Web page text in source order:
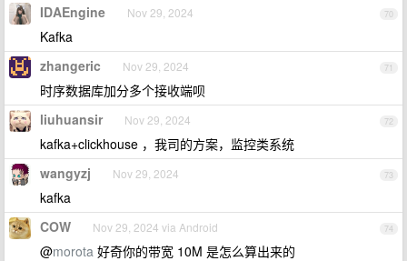
70
IDAEngine Nov 29, 2024
Kafka
71
zhangeric Nov 29, 2024
时序数据库加分多个接收端呗
72
liuhuansir Nov 29, 2024
kafka+clickhouse ，我司的方案，监控类系统
73
wangyzj Nov 29, 2024
kafka
74
COW Nov 29, 2024 via Android
@morota 好奇你的带宽 10M 是怎么算出来的